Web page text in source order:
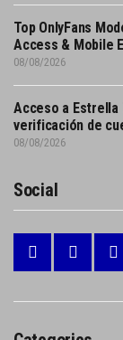
Top OnlyFans
Access & Mobile
08/08/2026
Acceso a Estrella
verificación de
08/08/2026
Social